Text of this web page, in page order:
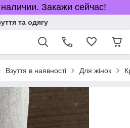
Закажи сейчас!
та одягу
Взуття в наявності Для жінок